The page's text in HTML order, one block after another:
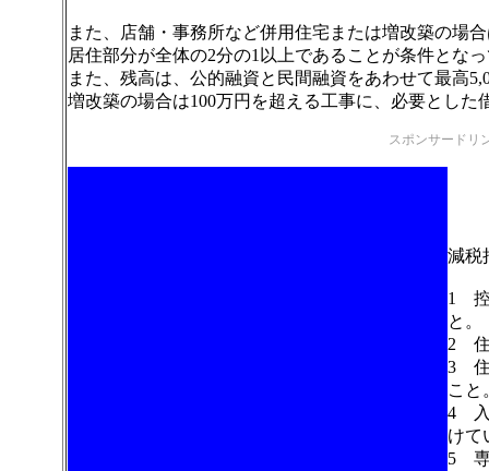
また、店舗・事務所など併用住宅または増改築の場
居住部分が全体の2分の1以上であることが条件とな
また、残高は、公的融資と民間融資をあわせて最高
増改築の場合は100万円を超える工事に、必要とした
スポンサードリ
減税
1 控
と。
2 住
3 住
こと
4 入
けて
5 専